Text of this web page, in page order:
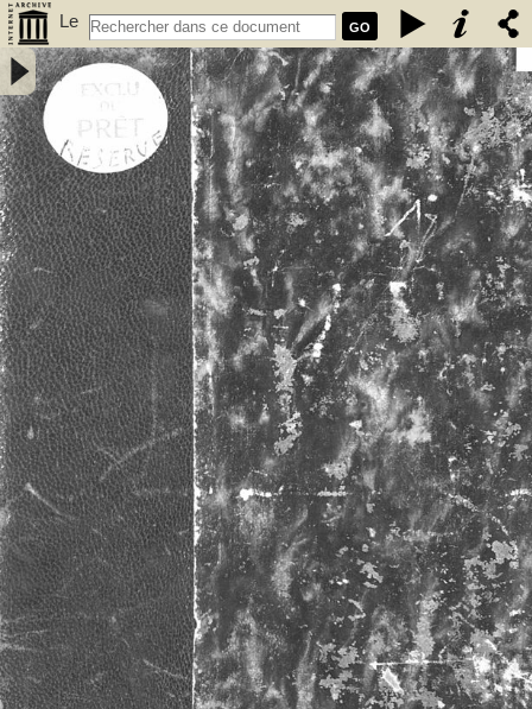
GO
Le
vieux Rennes : première partie / Paul Banéat - Banéat, Paul (1856-
1942)